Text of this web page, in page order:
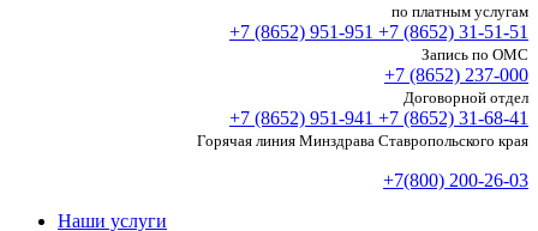
по платным услугам
+7 (8652) 951-951 +7 (8652) 31-51-51
Запись по ОМС
+7 (8652) 237-000
Договорной отдел
+7 (8652) 951-941 +7 (8652) 31-68-41
Горячая линия Минздрава Ставропольского края
+7(800) 200-26-03
Наши услуги